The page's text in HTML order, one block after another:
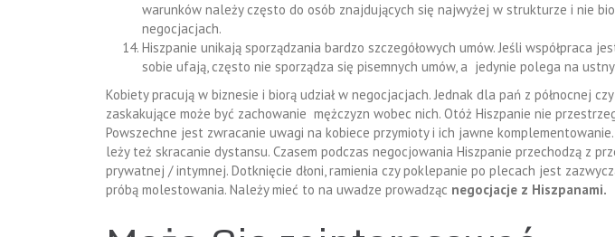
warunków należy często do osób znajdujących się najwyżej w strukturze i nie
negocjacjach.
Hiszpanie unikają sporządzania bardzo szczegółowych umów. Jeśli współpraca
sobie ufają, często nie sporządza się pisemnych umów, a jedynie polega na
Kobiety pracują w biznesie i biorą udział w negocjacjach. Jednak dla pań z północnej
zaskakujące może być zachowanie mężczyzn wobec nich. Otóż Hiszpanie nie
Powszechne jest zwracanie uwagi na kobiece przymioty i ich jawne
leży też skracanie dystansu. Czasem podczas negocjowania Hiszpanie przechodzą z
prywatnej / intymnej. Dotknięcie dłoni, ramienia czy poklepanie po plecach jest
próbą molestowania. Należy mieć to na uwadze prowadząc negocjacje z Hiszpanami.